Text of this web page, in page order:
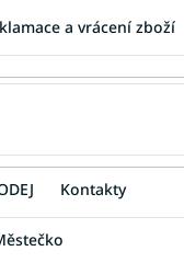
a vrácení zboží
Kontakty